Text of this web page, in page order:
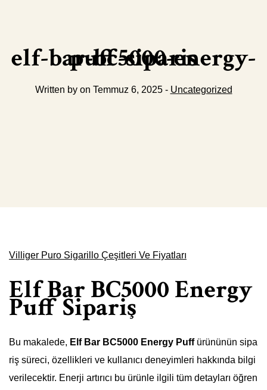
elf-bar-bc5000-energy-puff-siparis
Written by on Temmuz 6, 2025 - Uncategorized
Villiger Puro Sigarillo Çeşitleri Ve Fiyatları
Elf Bar BC5000 Energy
Puff Sipariş
Bu makalede, Elf Bar BC5000 Energy Puffürününün sipa
riş süreci, özellikleri ve kullanıcı deneyimleri hakkında bilgi
verilecektir. Enerji artırıcı bu ürünle ilgili tüm detayları öğren